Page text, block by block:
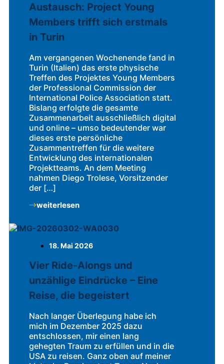
Austausch: Project Young
Members trifft sich erstmals
in Turin
Am vergangenen Wochenende fand in
Turin (Italien) das erste physische
Treffen des Projektes Young Members
der Professional Commission der
International Police Association statt.
Bislang erfolgte die gesamte
Zusammenarbeit ausschließlich digital
und online – umso bedeutender war
dieses erste persönliche
Zusammentreffen für die weitere
Entwicklung des internationalen
Projektteams. An dem Meeting
nahmen Diego Trolese, Vorsitzender
der […]
weiterlesen
18. Mai 2026
Vier Ride-Alongs und
unzählige Eindrücke – Eine
Reise, die begeistert
Nach langer Überlegung habe ich
mich im Dezember 2025 dazu
entschlossen, mir einen lang
gehegten Traum zu erfüllen und in die
USA zu reisen. Ganz oben auf meiner